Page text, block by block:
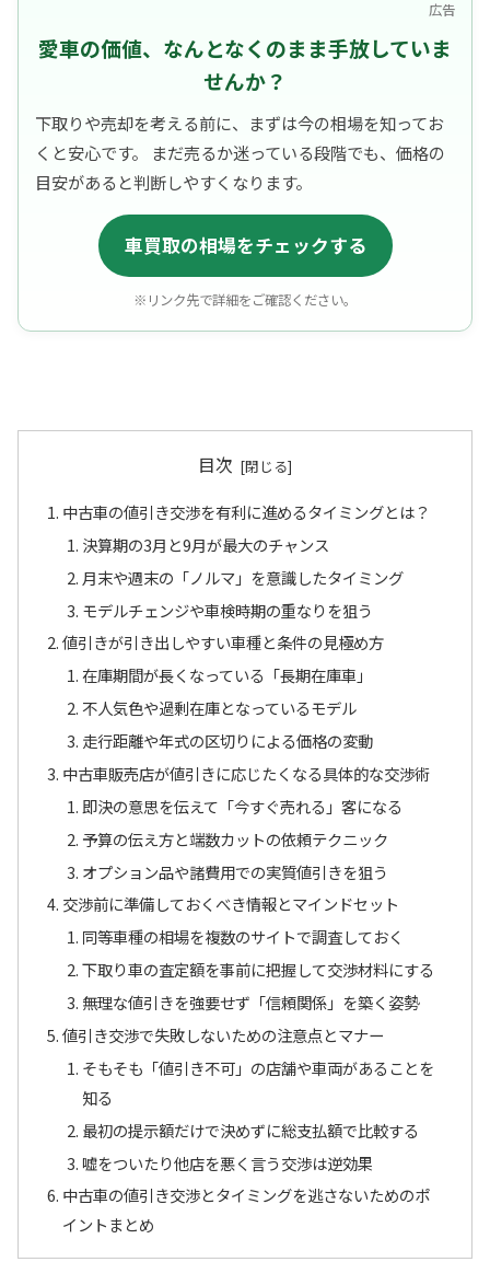
広告
愛車の価値、なんとなくのまま手放していま
せんか？
下取りや売却を考える前に、まずは今の相場を知ってお
くと安心です。 まだ売るか迷っている段階でも、価格の
目安があると判断しやすくなります。
車買取の相場をチェックする
※リンク先で詳細をご確認ください。
目次
中古車の値引き交渉を有利に進めるタイミングとは？
決算期の3月と9月が最大のチャンス
月末や週末の「ノルマ」を意識したタイミング
モデルチェンジや車検時期の重なりを狙う
値引きが引き出しやすい車種と条件の見極め方
在庫期間が長くなっている「長期在庫車」
不人気色や過剰在庫となっているモデル
走行距離や年式の区切りによる価格の変動
中古車販売店が値引きに応じたくなる具体的な交渉術
即決の意思を伝えて「今すぐ売れる」客になる
予算の伝え方と端数カットの依頼テクニック
オプション品や諸費用での実質値引きを狙う
交渉前に準備しておくべき情報とマインドセット
同等車種の相場を複数のサイトで調査しておく
下取り車の査定額を事前に把握して交渉材料にする
無理な値引きを強要せず「信頼関係」を築く姿勢
値引き交渉で失敗しないための注意点とマナー
そもそも「値引き不可」の店舗や車両があることを
知る
最初の提示額だけで決めずに総支払額で比較する
嘘をついたり他店を悪く言う交渉は逆効果
中古車の値引き交渉とタイミングを逃さないためのポ
イントまとめ